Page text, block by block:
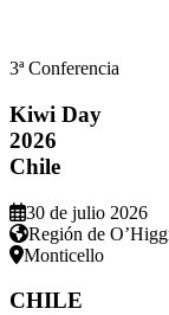
3ª Conferencia
Kiwi Day
2026
Chile
30 de julio 2026
Región de
Monticello
CHILE